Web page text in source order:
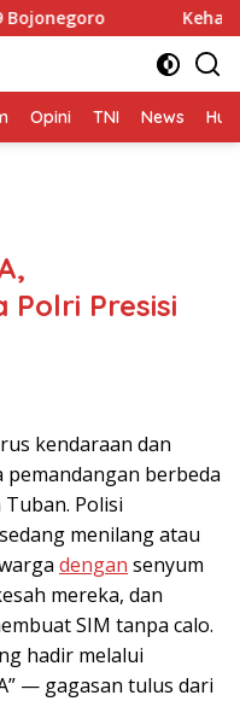
Kehangatan Pos 1
Opini TNI News
Presisi
kendaraan dan
berbeda
Polisi
menilang atau
dengan senyum
mereka, dan
SIM tanpa calo.
hadir melalui
— gagasan tulus dari